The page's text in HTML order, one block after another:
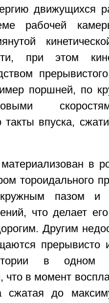
движущихся
рабочей
при этом
поршней, по
такты впуска,
в
тороидального
пазом и
что делает
Другим
прерывисто
в одном
что в момент
сжатая до